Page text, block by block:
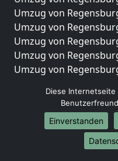
Umzug von
Umzug von
Umzug von
Umzug von
Umzug von
Umzug von
Umzug von
Umzug von
Umzug von
Umzug von
Diese
Einverstanden